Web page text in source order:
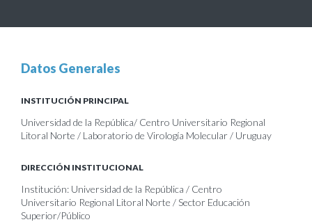
Datos Generales
INSTITUCIÓN PRINCIPAL
Universidad de la República/ Centro Universitario Regional
Litoral Norte / Laboratorio de Virología Molecular / Uruguay
DIRECCIÓN INSTITUCIONAL
Institución: Universidad de la República / Centro
Universitario Regional Litoral Norte / Sector Educación
Superior/Público